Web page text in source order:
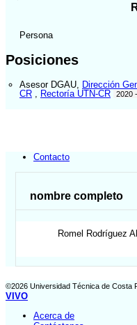
Persona
Posiciones
Asesor DGAU Dirección
CR
Rectoría UTN-CR 2020 -
Contacto
nombre completo
Romel Rodríguez
©2026 Universidad Técnica de Costa
VIVO
Acerca de